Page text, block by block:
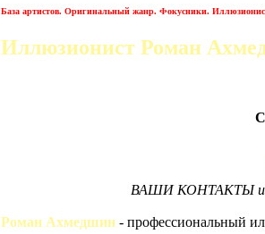
База артистов. Оригинальный жанр. Фокусники.
Иллюзионист Роман
ВАШИ КОНТАКТЫ
Роман Ахмедшин - профессиональный